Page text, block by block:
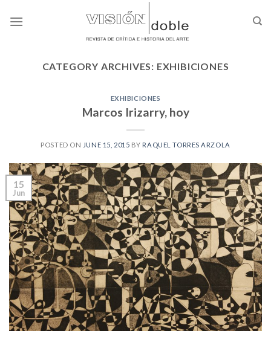
CATEGORY ARCHIVES: EXHIBICIONES
EXHIBICIONES
Marcos Irizarry, hoy
POSTED ON JUNE 15, 2015 BY RAQUEL TORRES ARZOLA
15
Jun